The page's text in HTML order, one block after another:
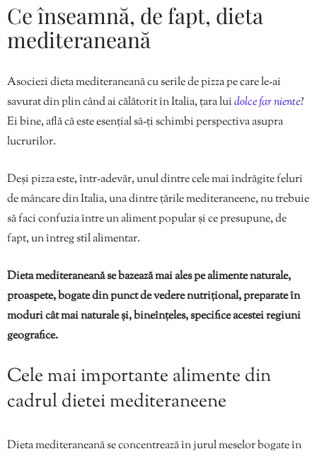
Ce înseamnă, de fapt, dieta
mediteraneană
Asociezi dieta mediteraneană cu serile de pizza pe care le-ai
savurat din plin când ai călătorit în Italia, țara luidolce far niente?
Ei bine, află că este esențial să-ți schimbi perspectiva asupra
lucrurilor.
Deși pizza este, într-adevăr, unul dintre cele mai îndrăgite feluri
de mâncare din Italia, una dintre țările mediteraneene, nu trebuie
să faci confuzia între un aliment popular și ce presupune, de
fapt, un întreg stil alimentar.
Dieta mediteraneană se bazează mai ales pe alimente naturale,
proaspete, bogate din punct de vedere nutrițional, preparate în
moduri cât mai naturale și, bineînțeles, specifice acestei regiuni
geografice.
Cele mai importante alimente din
cadrul dietei mediteraneene
Dieta mediteraneană se concentrează în jurul meselor bogate în